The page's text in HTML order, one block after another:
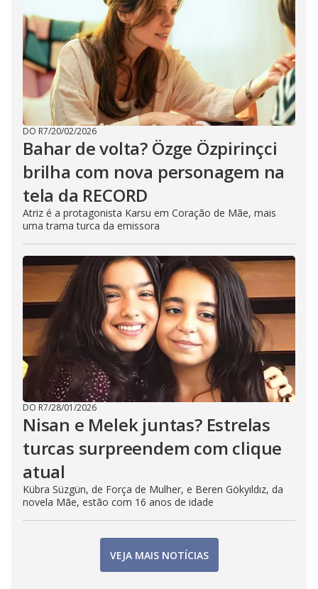
DO R7/20/02/2026
Bahar de volta? Özge Özpirinçci
brilha com nova personagem na
tela da RECORD
Atriz é a protagonista Karsu em Coração de Mãe, mais
uma trama turca da emissora
DO R7/28/01/2026
Nisan e Melek juntas? Estrelas
turcas surpreendem com clique
atual
Kübra Süzgün, de Força de Mulher, e Beren Gökyıldız, da
novela Mãe, estão com 16 anos de idade
VEJA MAIS NOTÍCIAS